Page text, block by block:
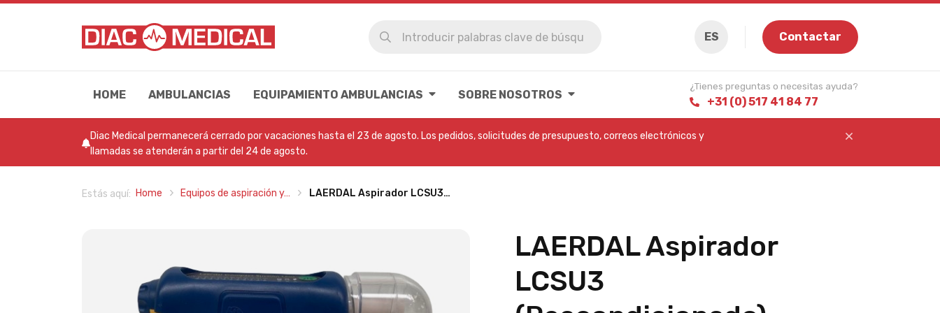
ES Contactar
HOME AMBULANCIAS EQUIPAMIENTO AMBULANCIAS SOBRE NOSOTROS
¿Tienes preguntas o necesitas ayuda?
+31 (0) 517 41 84 77
Diac Medical permanecerá cerrado por vacaciones hasta el 23 de agosto. Los pedidos, solicitudes de presupuesto, correos electrónicos y
llamadas se atenderán a partir del 24 de agosto.
Estás aquí: Home Equipos de aspiración y… LAERDAL Aspirador LCSU3…
LAERDAL Aspirador
LCSU3